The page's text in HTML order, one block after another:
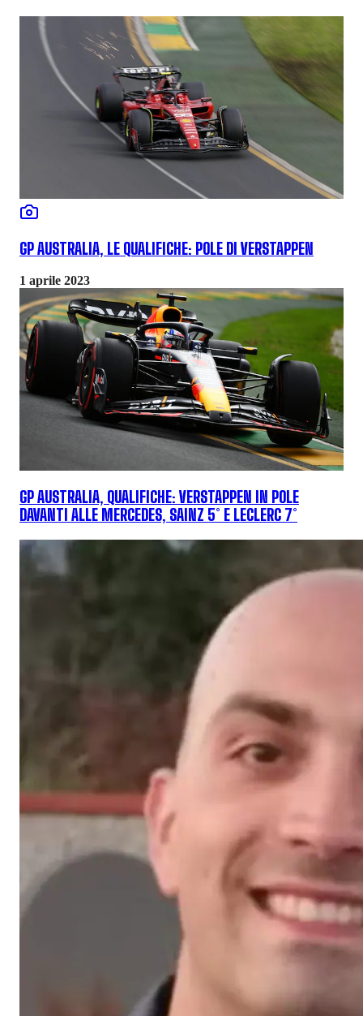
GP AUSTRALIA, LE QUALIFICHE: POLE DI VERSTAPPEN
1 aprile 2023
GP AUSTRALIA, QUALIFICHE: VERSTAPPEN IN POLE
DAVANTI ALLE MERCEDES, SAINZ 5° E LECLERC 7°